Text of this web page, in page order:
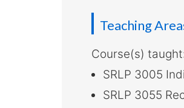
Teaching
Course(s)
SRLP 3005
SRLP 3055